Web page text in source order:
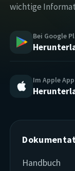
wichtige
Bei Google
Im Apple
Handbuch